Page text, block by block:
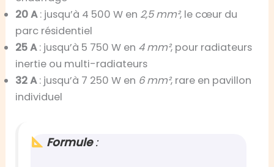
20 A: jusqu’à 4 500 W en 2,5 mm², le cœur du
parc résidentiel
25 A: jusqu’à 5 750 W en 4 mm², pour radiateurs
inertie ou multi-radiateurs
32 A: jusqu’à 7 250 W en 6 mm², rare en pavillon
individuel
Formule: